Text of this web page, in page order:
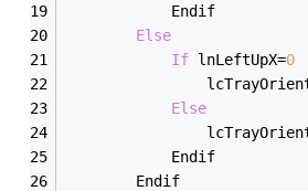
			Endif
Else
If lnLeftUpX=0
Else
			Endif
		Endif